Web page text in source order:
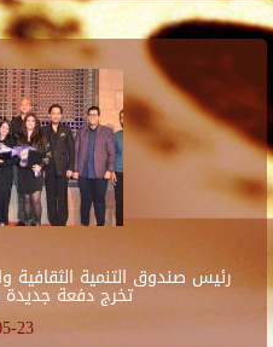
رئيس صندوق التنمية الثقافية
تخرج دفعة جديدة
23